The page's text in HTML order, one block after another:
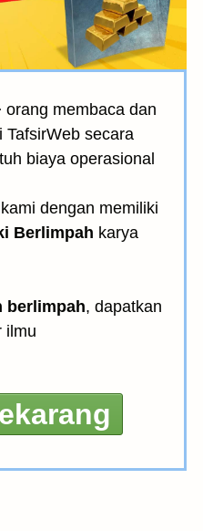
orang membaca dan
TafsirWeb secara
biaya operasional
dengan memiliki
Berlimpah karya
berlimpah, dapatkan
ilmu